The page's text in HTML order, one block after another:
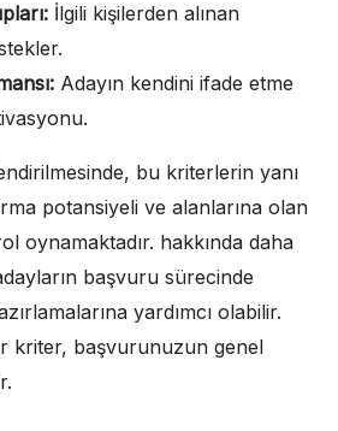
İlgili kişilerden alınan
Adayın kendini ifade etme
bu kriterlerin yanı
potansiyeli ve alanlarına olan
oynamaktadır. hakkında daha
başvuru sürecinde
yardımcı olabilir.
kriter, başvurunuzun genel